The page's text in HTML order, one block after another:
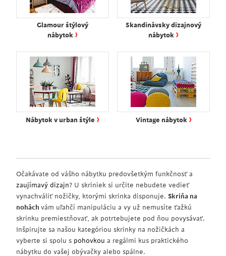
Glamour štýlový
nábytok ›
Skandinávsky dizajnový
nábytok ›
Nábytok v urban štýle › Vintage nábytok ›
Očakávate od vášho nábytku predovšetkým funkčnosť a
zaujímavý dizajn? U skriniek si určite nebudete vedieť
vynachváliť nožičky, ktorými skrinka disponuje. Skriňa na
nohách vám uľahčí manipuláciu a vy už nemusíte ťažkú
skrinku premiestňovať, ak potrtebujete pod ňou povysávať.
Inšpirujte sa našou kategóriou skrinky na nožičkách a
vyberte si spolu s pohovkou a regálmi kus praktického
nábytku do vašej obývačky alebo spálne.